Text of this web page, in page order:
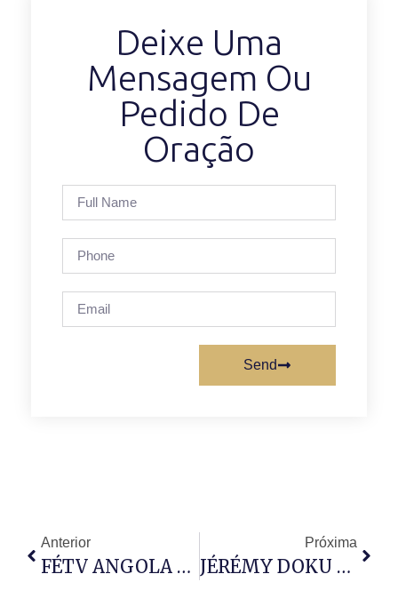
Deixe Uma
Mensagem Ou
Pedido De
Oração
Send
Anterior
FÉTV ANGOLA RECEBE O FUNDADOR DO PORTAL DE TI
Próxima
JÉRÉMY DOKU CHOCA O MUNDO DO FUTEBOL: “DINHEIRO